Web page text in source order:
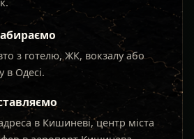
з готелю, ЖК, вокзалу або
в Одесі.
в Кишиневі, центр міста